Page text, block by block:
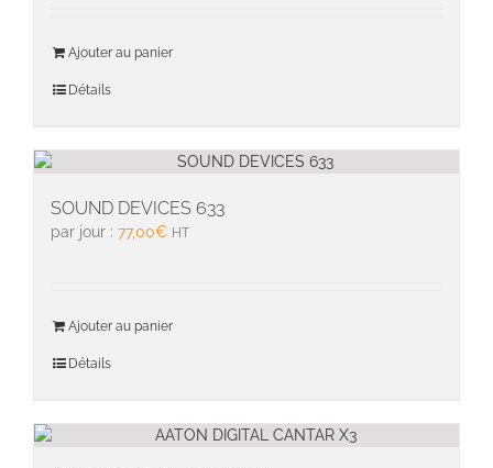
Ajouter au panier
Détails
SOUND DEVICES 633
par jour : 77,00€ HT
Ajouter au panier
Détails